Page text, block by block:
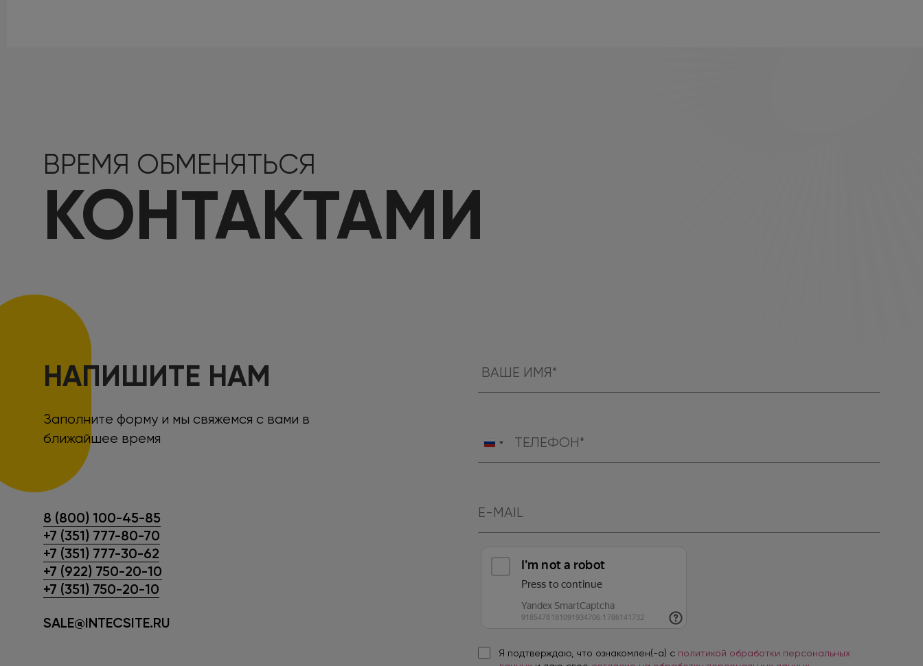
ВРЕМЯ ОБМЕНЯТЬСЯ
КОНТАКТАМИ
НАПИШИТЕ НАМ
Заполните форму и мы свяжемся с вами в
ближайшее время
8 (800) 100-45-85
+7 (351) 777-80-70
+7 (351) 777-30-62
+7 (922) 750-20-10
+7 (351) 750-20-10
SALE@INTECSITE.RU
Россия
Я подтверждаю, что ознакомлен(-а) с политикой обработки персональных